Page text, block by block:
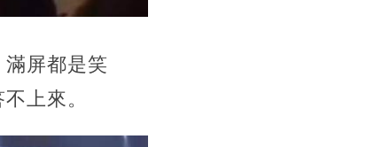
屏都是笑
上來。